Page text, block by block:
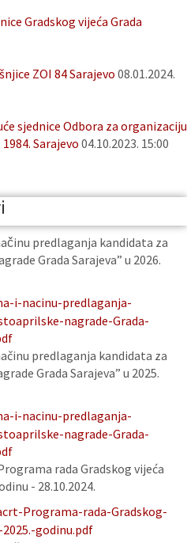
Gradskog vijeća Grada
ZOI 84 Sarajevo 08.01.2024.
sjednice Odbora za organizaciju
Sarajevo 04.10.2023. 15:00
predlaganja kandidata za
Grada Sarajeva” u 2026.
i-nacinu-predlaganja-
nagrade-Grada-
predlaganja kandidata za
Grada Sarajeva” u 2025.
i-nacinu-predlaganja-
nagrade-Grada-
rada Gradskog vijeća
- 28.10.2024.
Programa-rada-Gradskog-
godinu.pdf